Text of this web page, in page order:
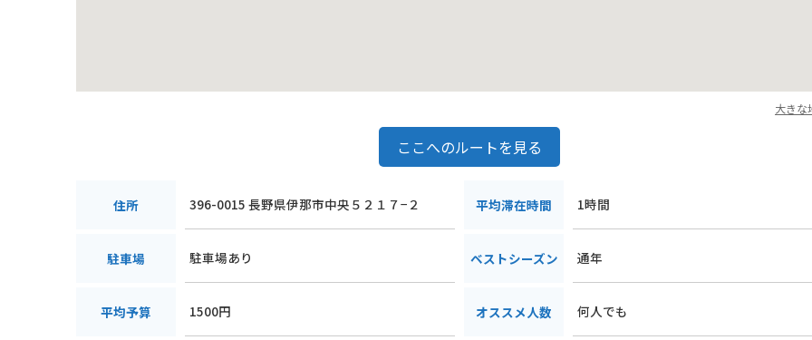
大きな
ここへのルートを見る
住所 396-0015 長野県伊那市中央５２１７−２ 平均滞在時間 1時間
駐車場 駐車場あり ベストシーズン 通年
平均予算 1500円 オススメ人数 何人でも